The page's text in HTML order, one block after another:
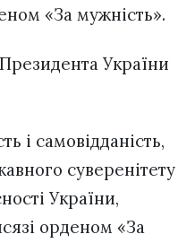
«За мужність».
Президента України
і самовідданість,
суверенітету
України,
орденом «За